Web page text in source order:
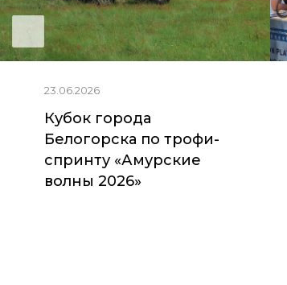
23.06.2026
Кубок города
Белогорска по трофи-
спринту «Амурские
волны 2026»